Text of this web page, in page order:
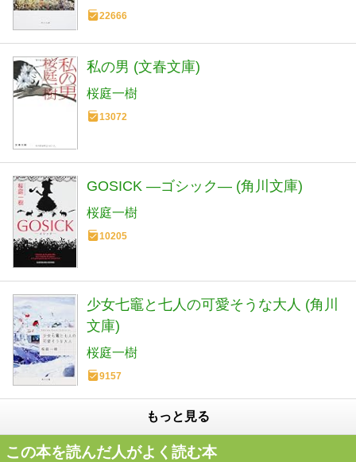
22666
私の男 (文春文庫)
桜庭一樹
13072
GOSICK ―ゴシック― (角川文庫)
桜庭一樹
10205
少女七竈と七人の可愛そうな大人 (角川
文庫)
桜庭一樹
9157
もっと見る
この本を読んだ人がよく読む本